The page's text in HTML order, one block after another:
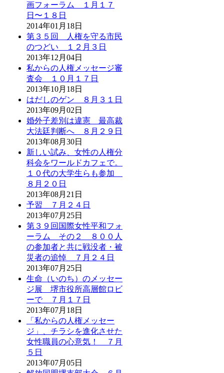
画フォーラム １月１７
日〜１８日
2014年01月18日
第３５回 人権を守る市民
のつどい １２月３日
2013年12月04日
私からの人権メッセージ審
査会 １０月１７日
2013年10月18日
はだしのゲン ８月３１日
2013年09月02日
婚外子差別は違憲 最高裁
大法廷判断へ ８月２９日
2013年08月30日
新しい試み、女性の人権分
科会をワールドカフェで。
１０代の大学生らも参加
８月２０日
2013年08月21日
予習 ７月２４日
2013年07月25日
第３９回国際女性平和フォ
ーラム その２ ８００人
の参加者と共に戦没者・被
災者の追悼 ７月２４日
2013年07月25日
生命（いのち）のメッセー
ジ展 堺市役所高層館ロビ
ーで ７月１７日
2013年07月18日
「私からの人権メッセー
ジ」、チラシを進化させた
女性職員の心意気！ ７月
５日
2013年07月05日